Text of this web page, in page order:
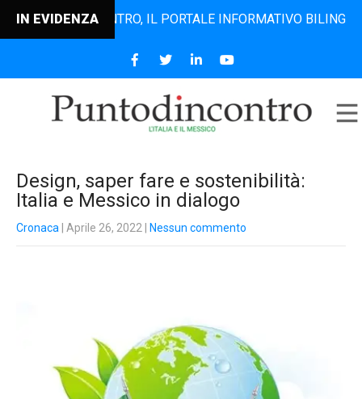
IN EVIDENZA IL PORTALE INFORMATIVO BILINGUE
Design, saper fare e sostenibilità:
Italia e Messico in dialogo
Cronaca | Aprile 26, 2022 Nessun commento